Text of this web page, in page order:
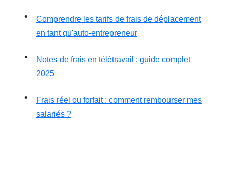
Comprendre les tarifs de frais de déplacement
en tant qu'auto-entrepreneur
Notes de frais en télétravail : guide complet
2025
Frais réel ou forfait : comment rembourser mes
salariés ?